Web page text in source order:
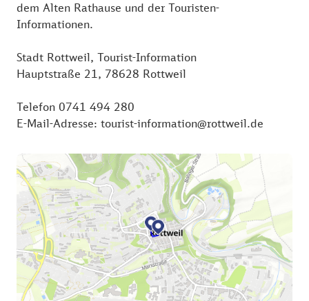
dem Alten Rathause und der Touristen-
Informationen.
Stadt Rottweil, Tourist-Information
Hauptstraße 21, 78628 Rottweil
Telefon 0741 494 280
E-Mail-Adresse: tourist-information@rottweil.de